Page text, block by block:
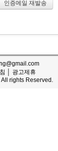
광고제휴
rights Reserved.